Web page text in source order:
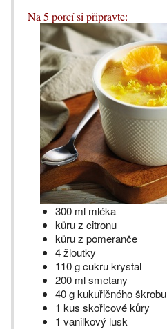
Na 5 porcí si připravte:
300 ml mléka
kůru z citronu
kůru z pomeranče
4 žloutky
110 g cukru krystal
200 ml smetany
40 g kukuřičného škrobu
1 kus skořicové kůry
1 vanilkový lusk